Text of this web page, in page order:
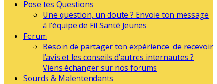
Pose tes Questions
Une question, un doute ? Envoie ton message
à l’équipe de Fil Santé Jeunes
Forum
Besoin de partager ton expérience, de recevoir
l’avis et les conseils d’autres internautes ?
Viens échanger sur nos forums
Sourds & Malentendants